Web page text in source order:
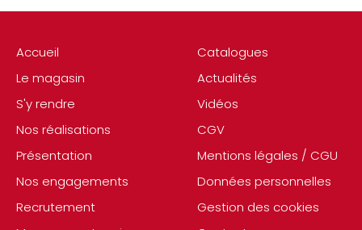
Accueil
Le magasin
S'y rendre
Nos réalisations
Présentation
Nos engagements
Recrutement
Catalogues
Actualités
Vidéos
CGV
Mentions légales / CGU
Données personnelles
Gestion des cookies